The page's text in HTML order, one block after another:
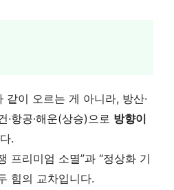
같이 오르는 게 아니라, 방산·
·항공·해운(상승)으로 방향이
.
프리미엄 소멸”과 “정상화 기
힘의 교차입니다.